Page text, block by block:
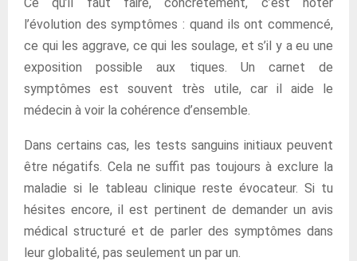
l’évolution des symptômes : quand ils ont commencé,
ce qui les aggrave, ce qui les soulage, et s’il y a eu une
exposition possible aux tiques. Un carnet de
symptômes est souvent très utile, car il aide le
médecin à voir la cohérence d’ensemble.
Dans certains cas, les tests sanguins initiaux peuvent
être négatifs. Cela ne suffit pas toujours à exclure la
maladie si le tableau clinique reste évocateur. Si tu
hésites encore, il est pertinent de demander un avis
médical structuré et de parler des symptômes dans
leur globalité, pas seulement un par un.